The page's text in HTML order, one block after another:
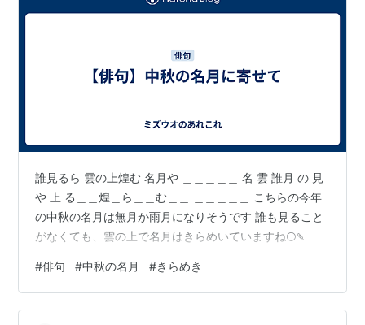
誰見るら 雲の上煌む 名月や ＿＿＿＿＿ 名 雲 誰月 の 見
や 上 る＿＿煌＿ら＿＿む＿＿ ＿＿＿＿＿ こちらの今年
の中秋の名月は無月か雨月になりそうです 誰も見ること
がなくても、雲の上で名月はきらめいていますね🌕🍡
#俳句 #中秋の名月 #きらめき